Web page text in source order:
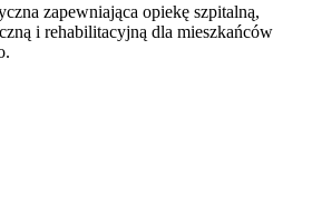
zapewniająca opiekę szpitalną,
i rehabilitacyjną dla mieszkańców